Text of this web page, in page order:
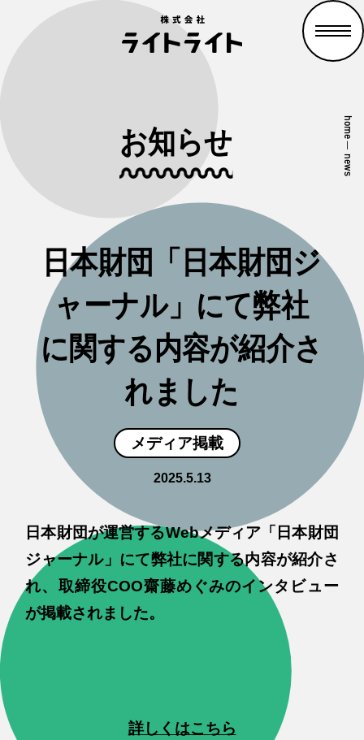
お知らせ
日本財団「日本財団ジ
ャーナル」にて弊社
に関する内容が紹介さ
れました
メディア掲載
2025.5.13
home
—
news
日本財団が運営するWebメディア「日本財団
ジャーナル」にて弊社に関する内容が紹介さ
れ、取締役COO齋藤めぐみのインタビュー
が掲載されました。
詳しくはこちら